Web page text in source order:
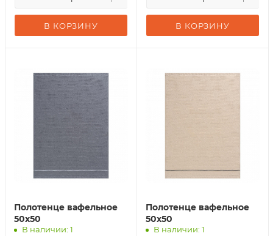
В КОРЗИНУ В КОРЗИНУ
Полотенце вафельное
50х50
В наличии: 1
Полотенце вафельное
50х50
В наличии: 1